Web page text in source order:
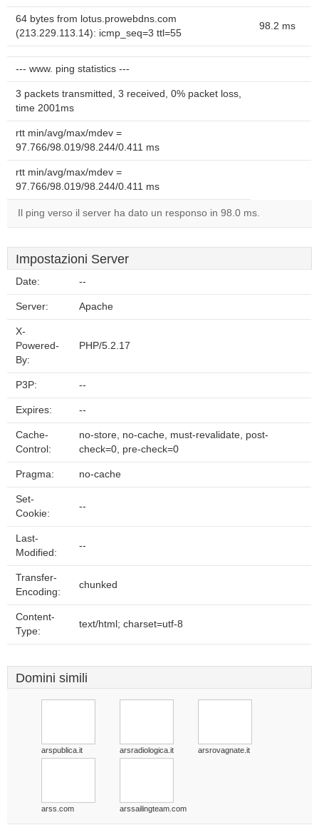
64 bytes from lotus.prowebdns.com
(213.229.113.14): icmp_seq=3 ttl=55
98.2 ms
--- www. ping statistics ---
3 packets transmitted, 3 received, 0% packet loss,
time 2001ms
rtt min/avg/max/mdev =
97.766/98.019/98.244/0.411 ms
rtt min/avg/max/mdev =
97.766/98.019/98.244/0.411 ms
Il ping verso il server ha dato un responso in 98.0 ms.
Impostazioni Server
Date: --
Server: Apache
X-
Powered-
By:
PHP/5.2.17
P3P: --
Expires: --
Cache-
Control:
no-store, no-cache, must-revalidate, post-
check=0, pre-check=0
Pragma: no-cache
Set-
Cookie:
--
Last-
Modified:
--
Transfer-
Encoding:
chunked
Content-
Type:
text/html; charset=utf-8
Domini simili
arspublica.it arsradiologica.it arsrovagnate.it
arss.com arssailingteam.com